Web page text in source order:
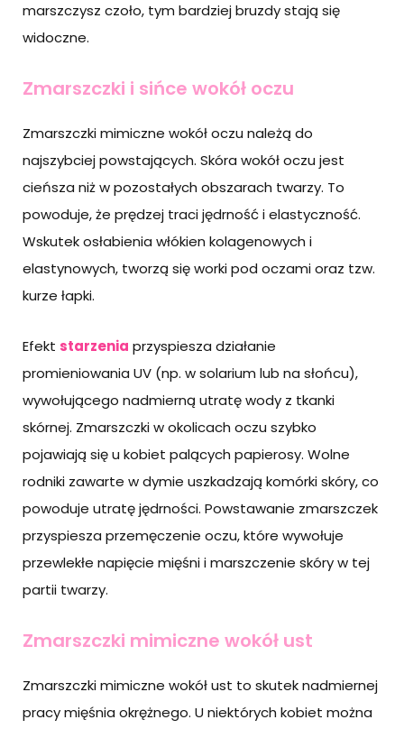
marszczysz czoło, tym bardziej bruzdy stają się
widoczne.
Zmarszczki i sińce wokół oczu
Zmarszczki mimiczne wokół oczu należą do
najszybciej powstających. Skóra wokół oczu jest
cieńsza niż w pozostałych obszarach twarzy. To
powoduje, że prędzej traci jędrność i elastyczność.
Wskutek osłabienia włókien kolagenowych i
elastynowych, tworzą się worki pod oczami oraz tzw.
kurze łapki.
Efekt starzenia przyspiesza działanie
promieniowania UV (np. w solarium lub na słońcu),
wywołującego nadmierną utratę wody z tkanki
skórnej. Zmarszczki w okolicach oczu szybko
pojawiają się u kobiet palących papierosy. Wolne
rodniki zawarte w dymie uszkadzają komórki skóry, co
powoduje utratę jędrności. Powstawanie zmarszczek
przyspiesza przemęczenie oczu, które wywołuje
przewlekłe napięcie mięśni i marszczenie skóry w tej
partii twarzy.
Zmarszczki mimiczne wokół ust
Zmarszczki mimiczne wokół ust to skutek nadmiernej
pracy mięśnia okrężnego. U niektórych kobiet można